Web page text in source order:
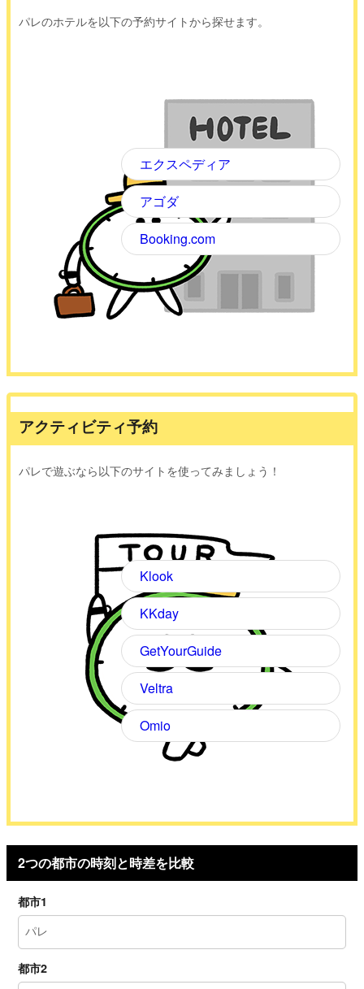
パレのホテルを以下の予約サイトから探せます。
エクスペディア
アゴダ
Booking.com
アクティビティ予約
パレで遊ぶなら以下のサイトを使ってみましょう！
Klook
KKday
GetYourGuide
Veltra
Omio
2つの都市の時刻と時差を比較
都市1
都市2